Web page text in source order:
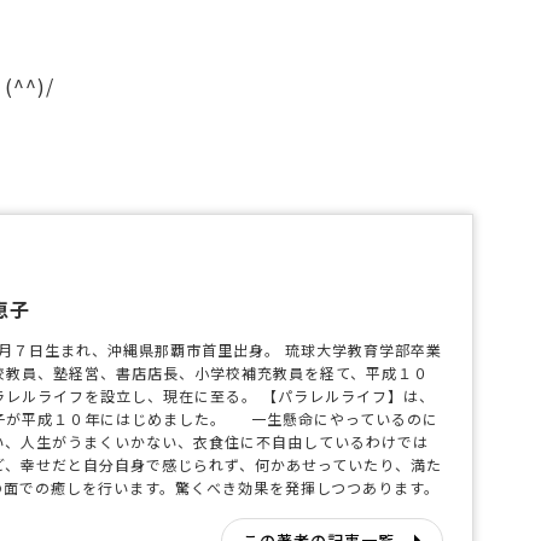
(^^)/
子
７日生まれ、沖縄県那覇市首里出身。 琉球大学教育学部卒業
教員、塾経営、書店店長、小学校補充教員を経て、平成１０
レルライフを設立し、現在に至る。 【パラレルライフ】は、
が平成１０年にはじめました。 一生懸命にやっているのに
、人生がうまくいかない、衣食住に不自由しているわけでは
、幸せだと自分自身で感じられず、何かあせっていたり、満た
での癒しを行います。驚くべき効果を発揮しつつあります。